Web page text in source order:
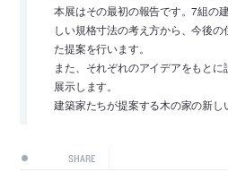
本展はその最初の報告です。7組の
しい規格寸法の考え方から、今後
た提案を行います。
また、それぞれのアイデアをもと
展示します。
建築家たちが提案する木の家の新し
SHARE